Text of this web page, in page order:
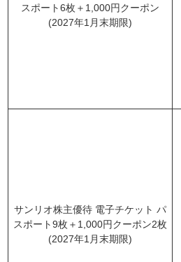
スポート6枚＋1,000円クーポン
(2027年1月末期限)
サンリオ株主優待 電子チケット パ
スポート9枚＋1,000円クーポン2枚
(2027年1月末期限)